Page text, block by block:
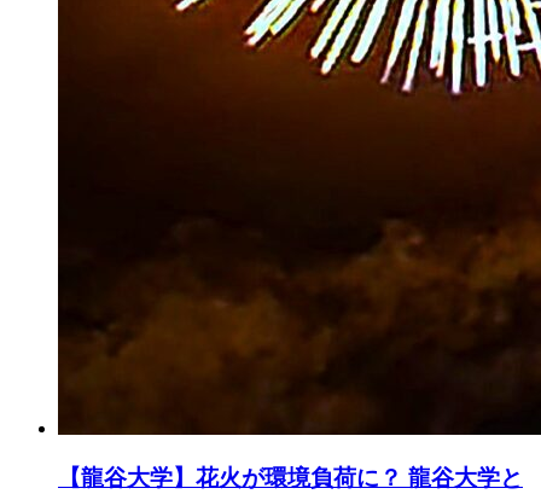
【龍谷大学】花火が環境負荷に？ 龍谷大学と